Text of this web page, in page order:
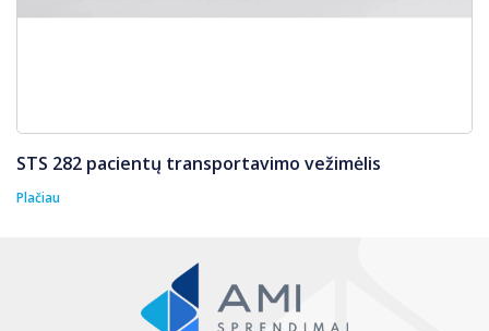
STS 282 pacientų transportavimo vežimėlis
Plačiau